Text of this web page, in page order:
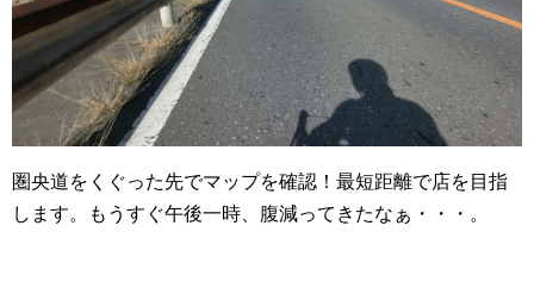
圏央道をくぐった先でマップを確認！最短距離で店を目指
します。もうすぐ午後一時、腹減ってきたなぁ・・・。